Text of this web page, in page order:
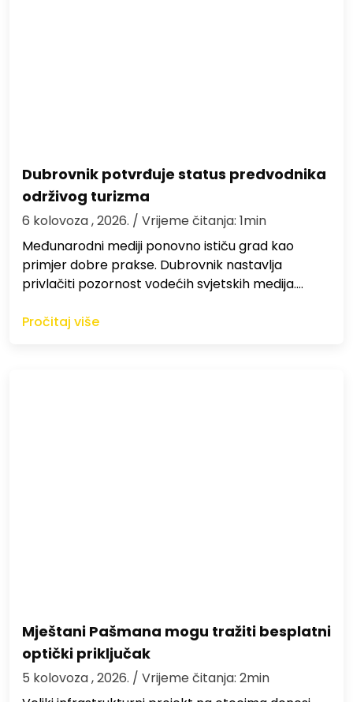
Dubrovnik potvrđuje status predvodnika
održivog turizma
6 kolovoza , 2026. / Vrijeme čitanja: 1min
Međunarodni mediji ponovno ističu grad kao
primjer dobre prakse. Dubrovnik nastavlja
privlačiti pozornost vodećih svjetskih medija.…
Pročitaj više
Mještani Pašmana mogu tražiti besplatni
optički priključak
5 kolovoza , 2026. / Vrijeme čitanja: 2min